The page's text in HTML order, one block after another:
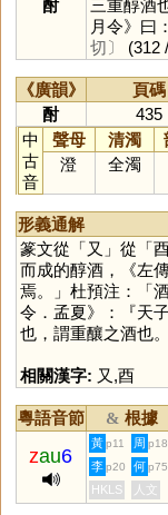
酎
三重醇酒
月令》曰
切〕
(312
《廣韻》 頁碼
酎
435
中
古
音
聲母 清濁
澄
全濁
形義通解
篆文從「又 」從「
而成的醇酒，《左
焉。」杜預注：「
令．孟夏》：『天
也，謂重釀之酒也。
相關漢字: 又,酉
粵語音節 & 根據
zau6
黃 p11 周
李 p20 何 p75
HKLS 人文